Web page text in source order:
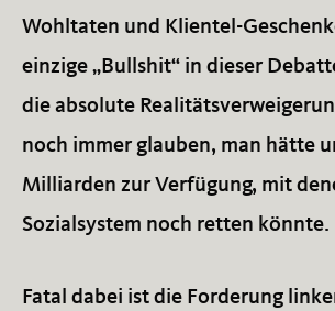
Wohltaten und Klientel-
einzige „Bullshit“ in dieser
die absolute
noch immer glauben, man hätte
Milliarden zur Verfügung, mit
Sozialsystem noch retten könnte.
Fatal dabei ist die Forderung